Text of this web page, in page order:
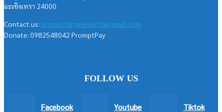
ฉะเชิงเทรา 24000
Contact us: bizmatchingnewsltd@gmail.com
Donate: 0982548042 PromptPay
FOLLOW US
Facebook Youtube Tiktok